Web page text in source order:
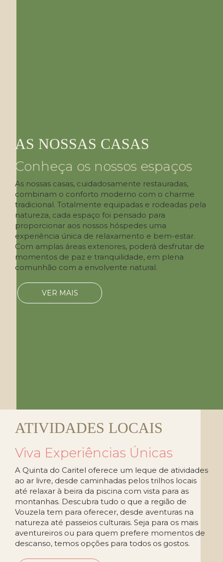
AS NOSSAS CASAS
Conheça os nossos espaços
As nossas casas, cuidadosamente restauradas,
combinam o conforto moderno com o charme
tradicional. Totalmente equipadas e rodeadas pela
natureza, cada espaço foi pensado para
proporcionar aos nossos hóspedes uma
experiência única de relaxamento e bem-estar.
Com amplas áreas exteriores, poderá desfrutar de
momentos de paz e tranquilidade, em plena
comunhão com a envolvente natural.
VER MAIS
ATIVIDADES LOCAIS
Viva Experiências Únicas
A Quinta do Caritel oferece um leque de atividades
ao ar livre, desde caminhadas pelos trilhos locais
até relaxar à beira da piscina com vista para as
montanhas. Descubra tudo o que a região de
Vouzela tem para oferecer, desde aventuras na
natureza até passeios culturais. Seja para os mais
aventureiros ou para quem prefere momentos de
descanso, temos opções para todos os gostos.